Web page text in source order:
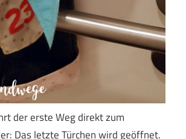
der erste Weg direkt zum
Das letzte Türchen wird geöffnet.